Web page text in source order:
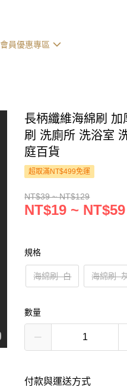
會員優惠專區
長柄纖維海綿刷
刷 洗廁所 洗浴室
庭百貨
超取滿NT$499免運
NT$39 ~ NT$129
NT$19 ~ NT$59
規格
海綿刷–白 海綿刷–
數量
付款與運送方式